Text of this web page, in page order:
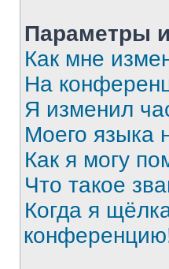
Параметры
Как мне
На
Я изменил
Моего языка
Как я могу
Что такое
Когда я